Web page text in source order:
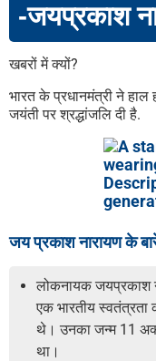
-जयप्रकाश
खबरों में क्यों?
भारत के प्रधानमंत्री ने
जयंती पर श्रद्धांजलि दी है.
जय प्रकाश नारायण के
लोकनायक जयप्रकाश
एक भारतीय स्वतंत्रता
थे। उनका जन्म 11
था।